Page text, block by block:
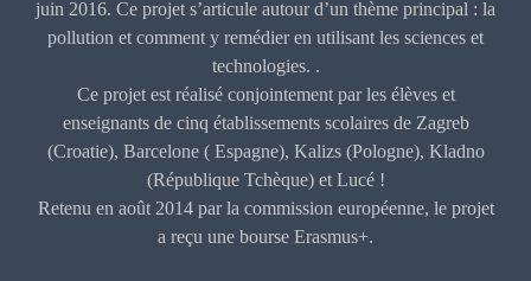
juin 2016. Ce projet s’articule autour d’un thème principal : la
pollution et comment y remédier en utilisant les sciences et
technologies. .
Ce projet est réalisé conjointement par les élèves et
enseignants de cinq établissements scolaires de Zagreb
(Croatie), Barcelone ( Espagne), Kalizs (Pologne), Kladno
(République Tchèque) et Lucé !
Retenu en août 2014 par la commission européenne, le projet
a reçu une bourse Erasmus+.